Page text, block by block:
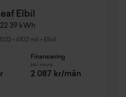
Elbil
39 kWh
• 6102 mil • Elbil
Finansiering
Inkl. moms
2 087 kr/mån